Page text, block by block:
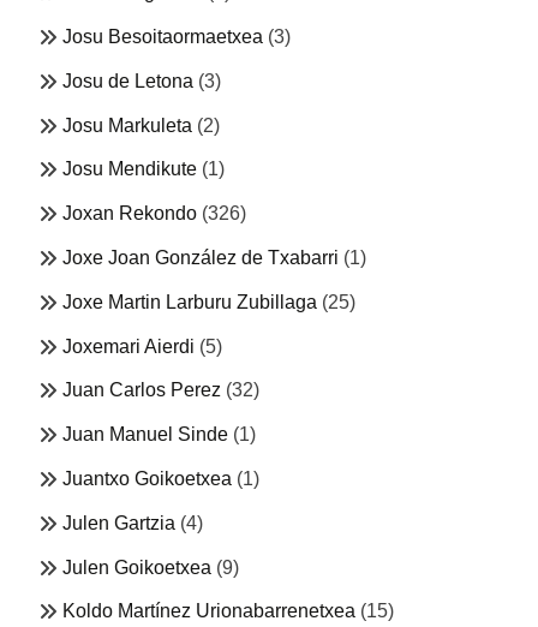
Josu Besoitaormaetxea (3)
Josu de Letona (3)
Josu Markuleta (2)
Josu Mendikute (1)
Joxan Rekondo (326)
Joxe Joan González de Txabarri (1)
Joxe Martin Larburu Zubillaga (25)
Joxemari Aierdi (5)
Juan Carlos Perez (32)
Juan Manuel Sinde (1)
Juantxo Goikoetxea (1)
Julen Gartzia (4)
Julen Goikoetxea (9)
Koldo Martínez Urionabarrenetxea (15)